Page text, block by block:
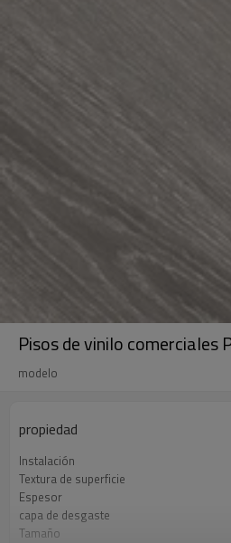
Pisos de vinilo comerciales
modelo
propiedad
Instalación
Textura de superficie
Espesor
capa de desgaste
Tamaño